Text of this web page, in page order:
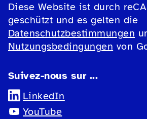
Diese Website ist durch
geschützt und es gelten die
Datenschutzbestimmungen
Nutzungsbedingungen von
Suivez-nous sur ...
LinkedIn
YouTube